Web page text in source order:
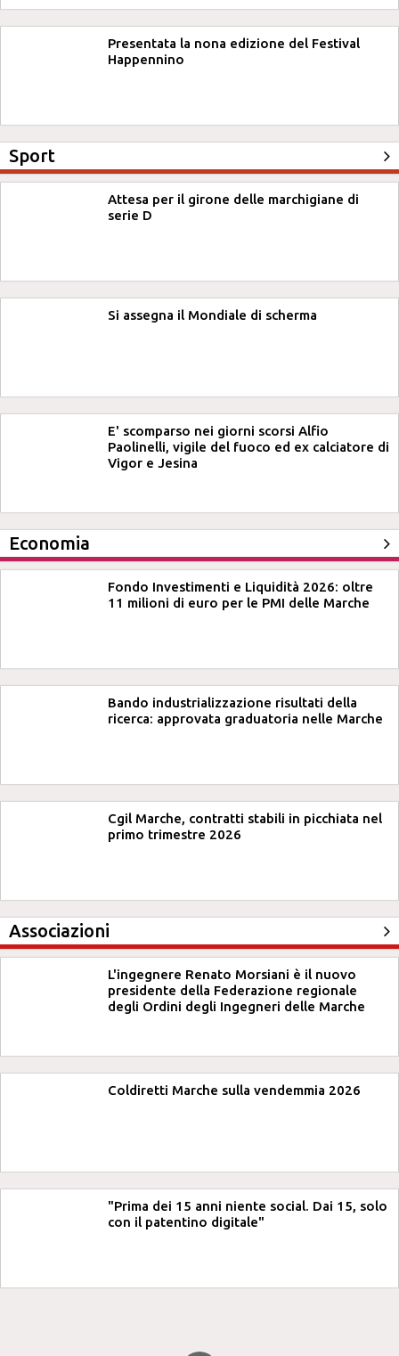
Presentata la nona edizione del Festival
Happennino
Sport
Attesa per il girone delle marchigiane di
serie D
Si assegna il Mondiale di scherma
E' scomparso nei giorni scorsi Alfio
Paolinelli, vigile del fuoco ed ex calciatore di
Vigor e Jesina
Economia
Fondo Investimenti e Liquidità 2026: oltre
11 milioni di euro per le PMI delle Marche
Bando industrializzazione risultati della
ricerca: approvata graduatoria nelle Marche
Cgil Marche, contratti stabili in picchiata nel
primo trimestre 2026
Associazioni
L'ingegnere Renato Morsiani è il nuovo
presidente della Federazione regionale
degli Ordini degli Ingegneri delle Marche
Coldiretti Marche sulla vendemmia 2026
"Prima dei 15 anni niente social. Dai 15, solo
con il patentino digitale"